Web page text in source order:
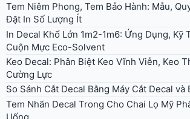
Tem Niêm Phong, Tem Bảo Hành: Mẫu,
Đặt In Số Lượng Ít
In Decal Khổ Lớn 1m2-1m6: Ứng Dụng, Kỹ
Cuộn Mực Eco-Solvent
Keo Decal: Phân Biệt Keo Vĩnh Viễn, Keo
Cường Lực
So Sánh Cắt Decal Bằng Máy Cắt Decal và
Tem Nhãn Decal Trong Cho Chai Lọ Mỹ